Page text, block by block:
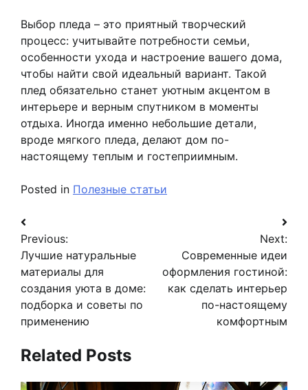
Выбор пледа – это приятный творческий
процесс: учитывайте потребности семьи,
особенности ухода и настроение вашего дома,
чтобы найти свой идеальный вариант. Такой
плед обязательно станет уютным акцентом в
интерьере и верным спутником в моменты
отдыха. Иногда именно небольшие детали,
вроде мягкого пледа, делают дом по-
настоящему теплым и гостеприимным.
Posted in Полезные статьи
Навигация
по
записям
Previous:
Лучшие натуральные
материалы для
создания уюта в доме:
подборка и советы по
применению
Next:
Современные идеи
оформления гостиной:
как сделать интерьер
по-настоящему
комфортным
Related Posts